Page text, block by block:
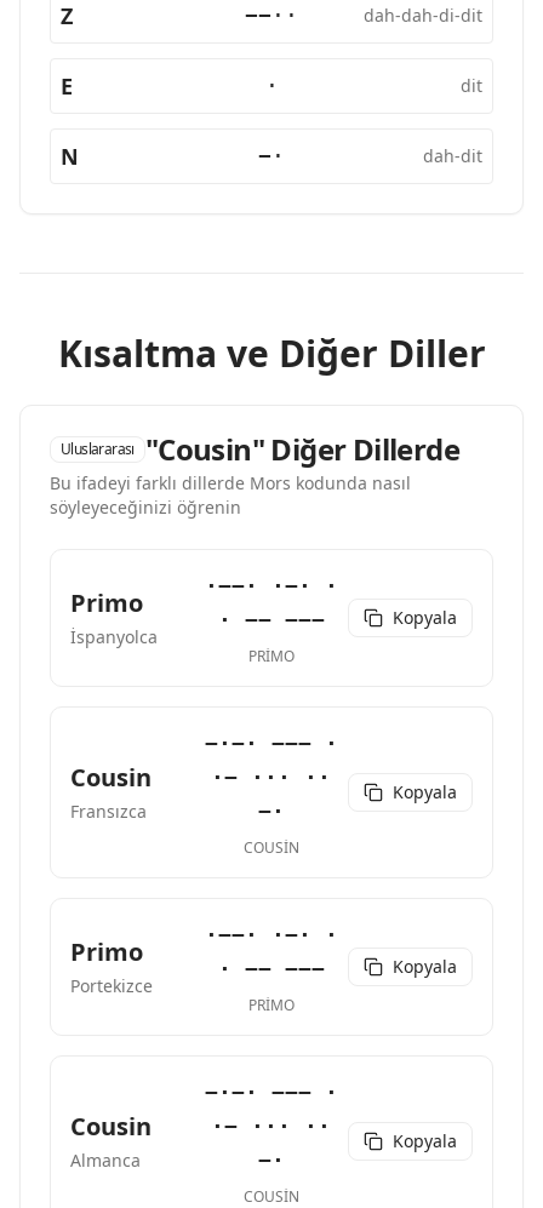
Z −−·· dah-dah-di-dit
E · dit
N −· dah-dit
Kısaltma ve Diğer Diller
Uluslararası "Cousin" Diğer Dillerde
Bu ifadeyi farklı dillerde Mors kodunda nasıl
söyleyeceğinizi öğrenin
Primo
İspanyolca
·−−· ·−· ·
· −− −−−
PRIMO
Kopyala
Cousin
Fransızca
−·−· −−− ·
·− ··· ··
−·
COUSIN
Kopyala
Primo
Portekizce
·−−· ·−· ·
· −− −−−
PRIMO
Kopyala
Cousin
Almanca
−·−· −−− ·
·− ··· ··
−·
COUSIN
Kopyala